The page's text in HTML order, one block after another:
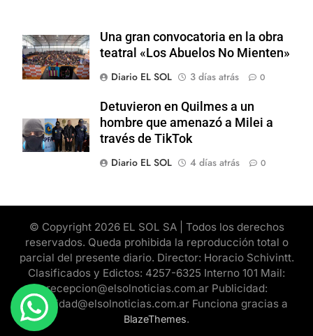
Una gran convocatoria en la obra
teatral «Los Abuelos No Mienten»
Diario EL SOL
3 días atrás 0
Detuvieron en Quilmes a un
hombre que amenazó a Milei a
través de TikTok
Diario EL SOL
4 días atrás 0
© Copyright 2026 EL SOL SA | Todos los derechos
reservados. Queda prohibida la reproducción total o
parcial del presente diario. Director: Horacio Schivintt.
Clasificados y Edictos: 4257-6325 Interno 101 Mail:
recepcion@elsolnoticias.com.ar Publicidad:
publicidad@elsolnoticias.com.ar Funciona gracias a
BlazeThemes.